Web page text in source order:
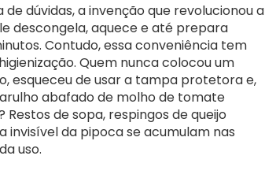
dúvidas, a invenção que revolucionou a
descongela, aquece e até prepara
Contudo, essa conveniência tem
Quem nunca colocou um
esqueceu de usar a tampa protetora e,
abafado de molho de tomate
de sopa, respingos de queijo
da pipoca se acumulam nas
uso.